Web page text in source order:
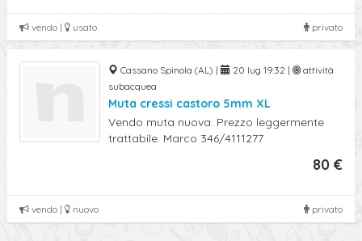
privato
vendo | usato
Cassano Spinola (AL) | 20 lug 19:32 |
attività
subacquea
Muta cressi castoro 5mm XL
Vendo muta nuova. Prezzo leggermente
trattabile. Marco 346/4111277
80 €
privato
vendo | nuovo